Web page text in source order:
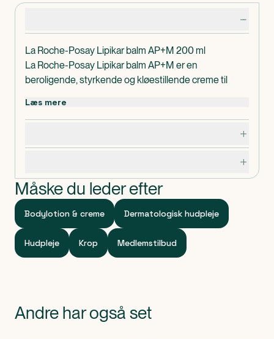
La Roche-Posay Lipikar balm AP+M 200 ml
La Roche-Posay Lipikar balm AP+M er en
beroligende, styrkende og kløestillende creme til
sensitiv og irriteret hud samt hud med tendens til
atopi.
Læs mere
Måske du leder efter
Bodylotion & creme Dermatologisk hudpleje
Hudpleje Krop Medlemstilbud
Andre har også set